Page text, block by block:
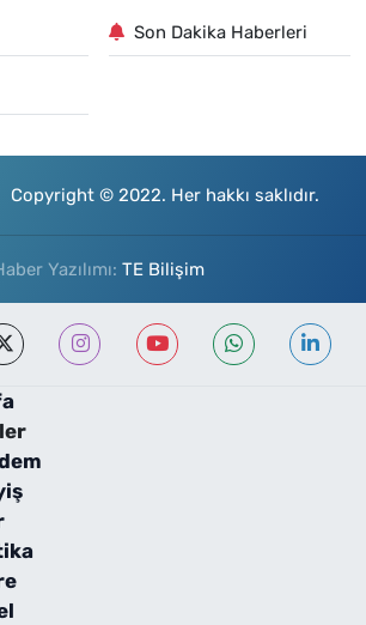
Son Dakika Haberleri
Copyright © 2022. Her hakkı saklıdır.
Yazılımı: TE Bilişim